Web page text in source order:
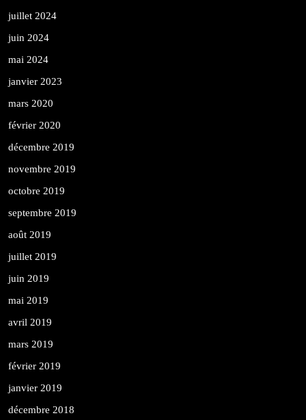
juillet 2024
juin 2024
mai 2024
janvier 2023
mars 2020
février 2020
décembre 2019
novembre 2019
octobre 2019
septembre 2019
août 2019
juillet 2019
juin 2019
mai 2019
avril 2019
mars 2019
février 2019
janvier 2019
décembre 2018